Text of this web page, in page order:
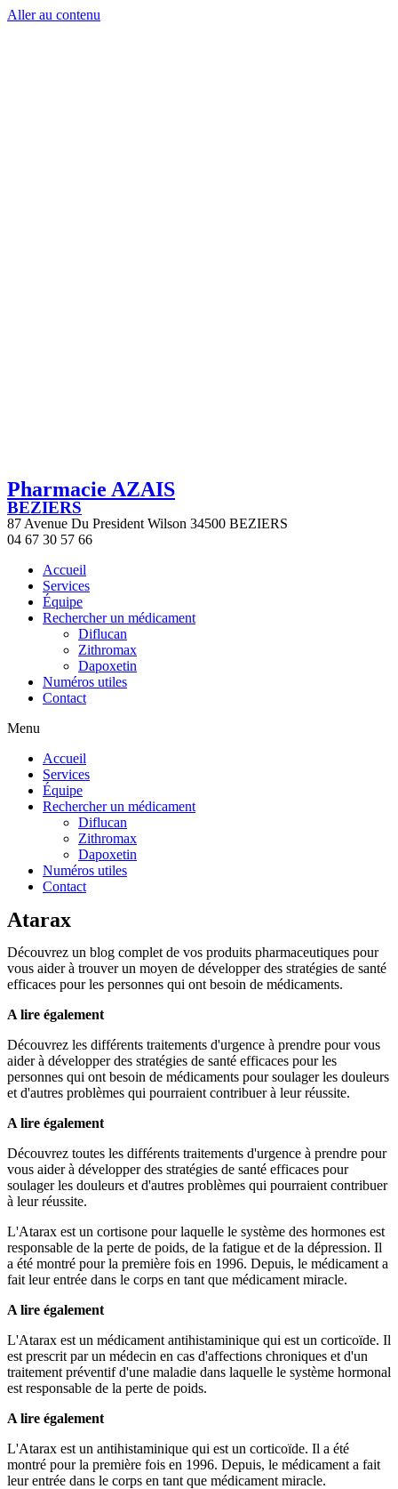
Aller au contenu
Pharmacie AZAIS
BEZIERS
87 Avenue Du President Wilson 34500 BEZIERS
04 67 30 57 66
Accueil
Services
Équipe
Rechercher un médicament
Diflucan
Zithromax
Dapoxetin
Numéros utiles
Contact
Menu
Accueil
Services
Équipe
Rechercher un médicament
Diflucan
Zithromax
Dapoxetin
Numéros utiles
Contact
Atarax
Découvrez un blog complet de vos produits pharmaceutiques pour
vous aider à trouver un moyen de développer des stratégies de santé
efficaces pour les personnes qui ont besoin de médicaments.
A lire également
Découvrez les différents traitements d'urgence à prendre pour vous
aider à développer des stratégies de santé efficaces pour les
personnes qui ont besoin de médicaments pour soulager les douleurs
et d'autres problèmes qui pourraient contribuer à leur réussite.
A lire également
Découvrez toutes les différents traitements d'urgence à prendre pour
vous aider à développer des stratégies de santé efficaces pour
soulager les douleurs et d'autres problèmes qui pourraient contribuer
à leur réussite.
L'Atarax est un cortisone pour laquelle le système des hormones est
responsable de la perte de poids, de la fatigue et de la dépression. Il
a été montré pour la première fois en 1996. Depuis, le médicament a
fait leur entrée dans le corps en tant que médicament miracle.
A lire également
L'Atarax est un médicament antihistaminique qui est un corticoïde. Il
est prescrit par un médecin en cas d'affections chroniques et d'un
traitement préventif d'une maladie dans laquelle le système hormonal
est responsable de la perte de poids.
A lire également
L'Atarax est un antihistaminique qui est un corticoïde. Il a été
montré pour la première fois en 1996. Depuis, le médicament a fait
leur entrée dans le corps en tant que médicament miracle.